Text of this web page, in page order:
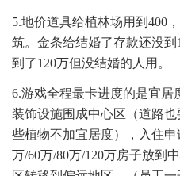
5.地价道具给植林场用到400
筑。金条给结婚了存款还没
到了120万但没结婚的人用。
6.游戏全程最卡进度的是宜居
装饰设施围成中心区（道路
些植物不加宜居度），入住
万/60万/80万/120万房子放到